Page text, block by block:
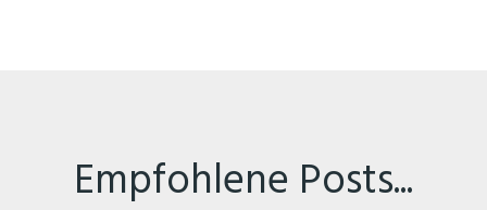
Empfohlene Posts...